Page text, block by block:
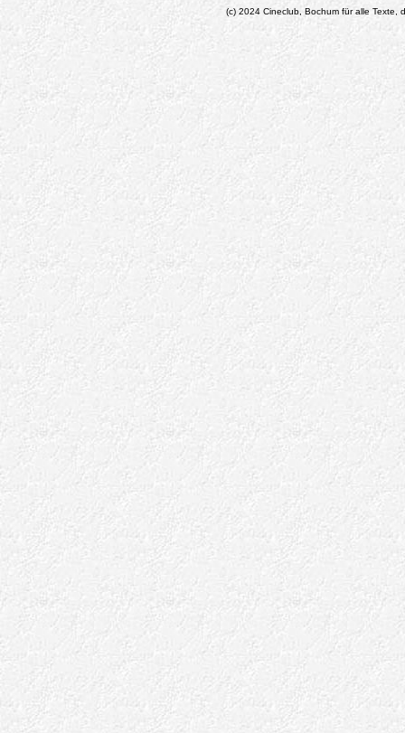
(c) 2024 Cineclub, Bochum für alle Texte,